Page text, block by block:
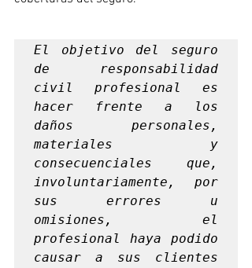
El objetivo del seguro
de responsabilidad
civil profesional es
hacer frente a los
daños personales,
materiales y
consecuenciales que,
involuntariamente, por
sus errores u
omisiones, el
profesional haya podido
causar a sus clientes